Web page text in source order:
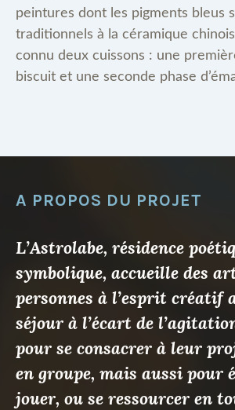
peintures dont les pigments bleus
traditionnels à la céramique
connu deux cuissons : une
biscuit et une seconde phase
A PROPOS DU PROJET
L’Astrolabe, résidence
symbolique, accueille des
personnes à l’esprit créatif
séjour à l’écart de
pour se consacrer à leur
en groupe, mais aussi pour
jouer, ou se ressourcer en